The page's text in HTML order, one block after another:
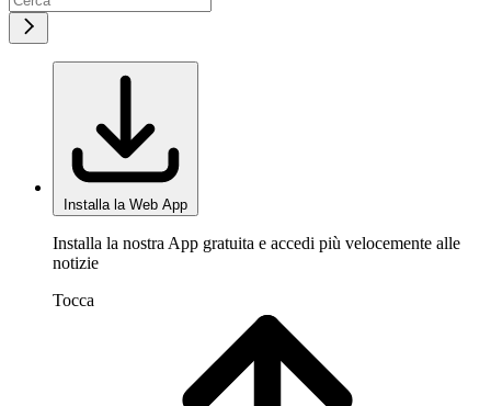
Installa la Web App
Installa la nostra App gratuita e accedi più velocemente alle
notizie
Tocca